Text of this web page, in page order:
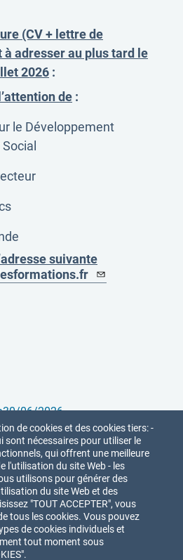
(CV + lettre de
adresser au plus tard le
2026 :
de :
le Développement
suivante
30/06/2026
Acteursde FOrmation
de cookies et des cookies tiers: -
sont nécessaires pour utiliser le
qui offrent une meilleure
l'utilisation du site Web - les
utilisons pour générer des
du site Web et des
"TOUT ACCEPTER", vous
tous les cookies. Vous pouvez
de cookies individuels et
tout moment sous